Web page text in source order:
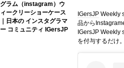
グラム（instagram）ウ
ィークリーショーケース
｜日本の インスタグラマ
ー コミュニティ IGersJP
IGersJPWeekly
品から
IGersJP Weekly
を付与するだけ